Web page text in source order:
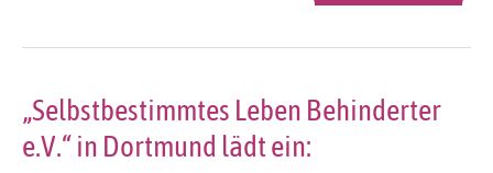
„Selbstbestimmtes Leben Behinderter
e.V.“ in Dortmund lädt ein: